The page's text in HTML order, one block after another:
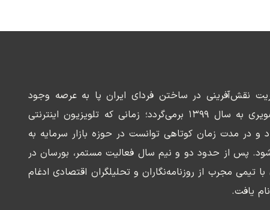
نقش‌آفرینی در ساختن فردای ایران پا به عرصه وجود
می‌گذارد. سابقه این رسانه تصویری به سال ۱۳۹۹ برمی‌گردد؛ زمانی که تلویزیون اینترنتی
و در مدت زمان کوتاهی توانست در حوزه بازار سرمایه به
پس از حدود دو و نیم سال فعالیت مستمر، بورسان در
با تیمی مجرب از روزنامه‌نگاران و تحلیلگران اقتصادی ادغام
یافت.